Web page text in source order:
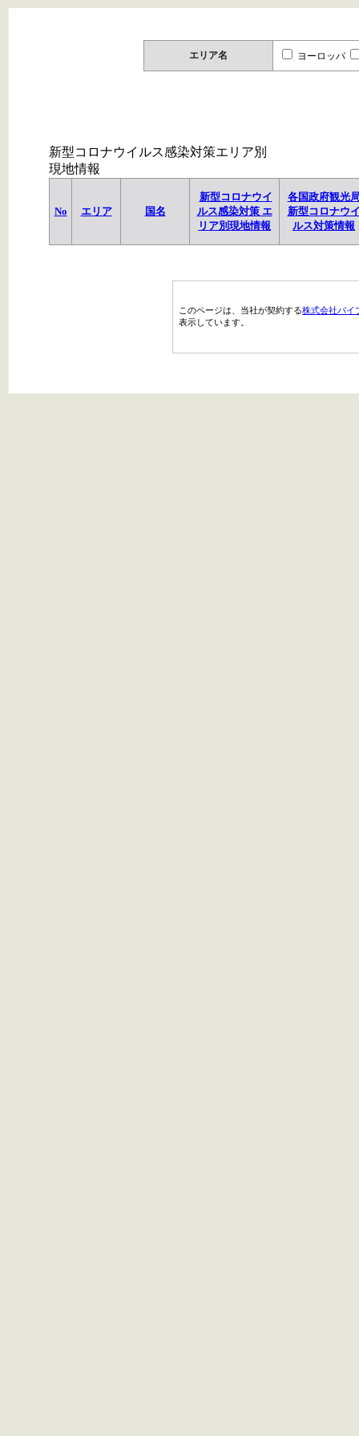
エリア名 ヨーロッパ
新型コロナウイルス感染対策エリア別
現地情報
No エリア 国名
新型コロナウイ
ルス感染対策 エ
リア別現地情報
各国政府観光
新型コロナウ
ルス対策情報
このページは、当社が契約する株式会社パイ
表示しています。